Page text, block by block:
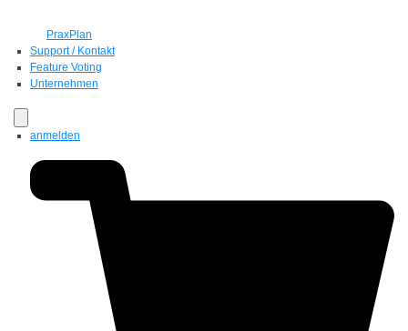
PraxPlan
Support / Kontakt
Feature Voting
Unternehmen
anmelden